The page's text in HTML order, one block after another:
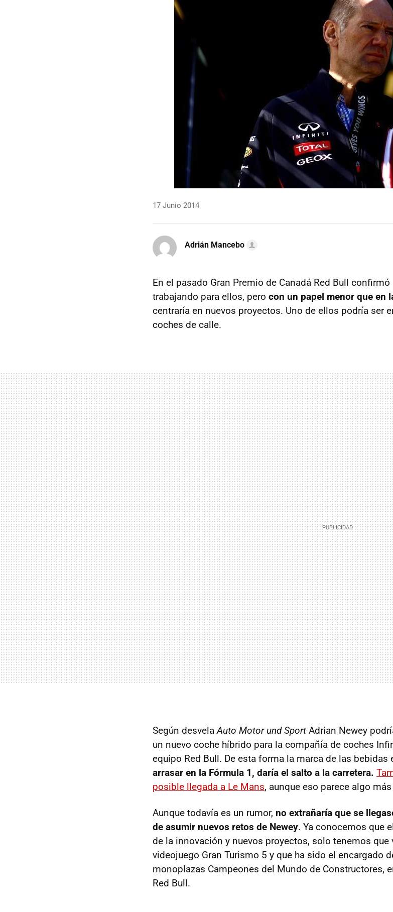
17 Junio 2014
Adrián Mancebo
En el pasado Gran Premio de Canadá Red Bull
trabajando para ellos, pero con un papel menor que en
centraría en nuevos proyectos. Uno de ellos podría ser
coches de calle.
Según desvelaAuto Motor und Sport Adrian Newey
un nuevo coche híbrido para la compañía de coches
equipo Red Bull. De esta forma la marca de las bebidas
arrasar en la Fórmula 1, daría el salto a la carretera.
posible llegada a Le Mans, aunque eso parece algo
Aunque todavía es un rumor, no extrañaría que se
de asumir nuevos retos de Newey. Ya conocemos que
de la innovación y nuevos proyectos, solo tenemos
videojuego Gran Turismo 5 y que ha sido el encargado
monoplazas Campeones del Mundo de Constructores,
Red Bull.